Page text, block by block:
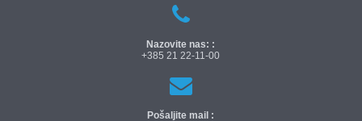
Nazovite nas: :
+385 21 22-11-00
Pošaljite mail :